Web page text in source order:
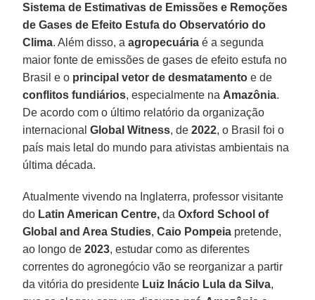
Sistema de Estimativas de Emissões e Remoções
de Gases de Efeito Estufa do Observatório do
Clima. Além disso, aagropecuária é a segunda
maior fonte de emissões de gases de efeito estufa no
Brasil e o principal vetor de desmatamento e de
conflitos fundiários, especialmente na Amazônia.
De acordo com o último relatório da organização
internacionalGlobal Witness, de2022, o Brasil foi o
país mais letal do mundo para ativistas ambientais na
última década.
Atualmente vivendo na Inglaterra, professor visitante
do Latin American Centre, daOxford School of
Global and Area Studies,Caio Pompeia pretende,
ao longo de2023, estudar como as diferentes
correntes do agronegócio vão se reorganizar a partir
da vitória do presidente Luiz Inácio Lula da Silva,